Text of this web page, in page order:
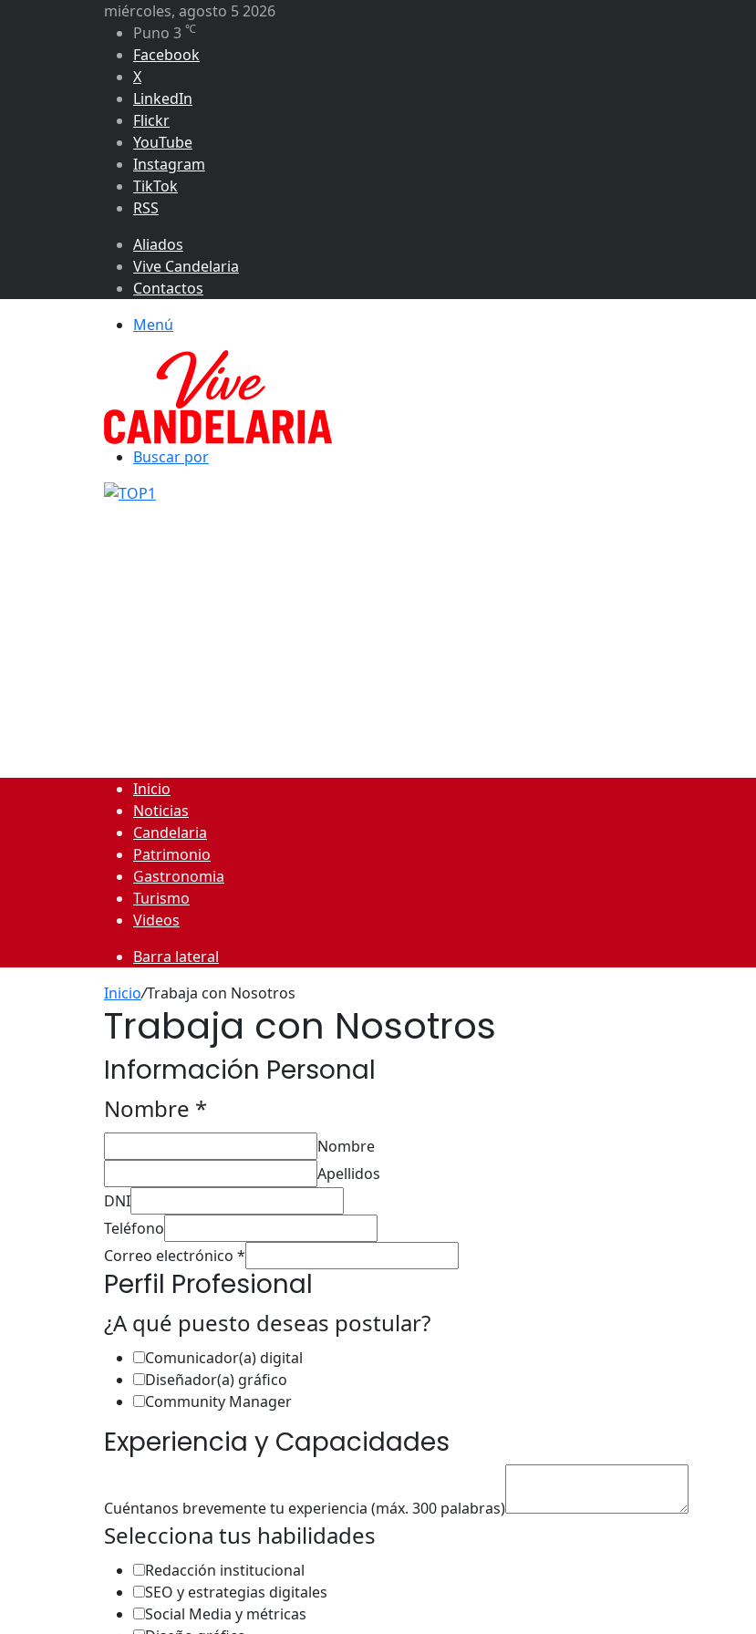
miércoles, agosto 5 2026
Puno 3 ℃
Facebook
X
LinkedIn
Flickr
YouTube
Instagram
TikTok
RSS
Aliados
Vive Candelaria
Contactos
Menú
Buscar por
Inicio
Noticias
Candelaria
Patrimonio
Gastronomia
Turismo
Videos
Barra lateral
Inicio/Trabaja con Nosotros
Trabaja con Nosotros
Información Personal
Nombre *
Nombre
Apellidos
DNI
Teléfono
Correo electrónico *
Perfil Profesional
¿A qué puesto deseas postular?
Comunicador(a) digital
Diseñador(a) gráfico
Community Manager
Experiencia y Capacidades
Cuéntanos brevemente tu experiencia (máx. 300 palabras)
Selecciona tus habilidades
Redacción institucional
SEO y estrategias digitales
Social Media y métricas